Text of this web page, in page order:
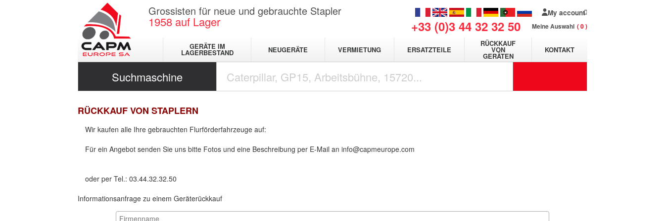
Grossisten für neue und gebrauchte Stapler
1958 auf Lager +33 (0)3 44 32 32 50
My account
Meine Auswahl 0
GERÄTE IM
LAGERBESTAND NEUGERÄTE VERMIETUNG ERSATZTEILE
RÜCKKAUF
VON
GERÄTEN
KONTAKT
Suchmaschine
RÜCKKAUF VON STAPLERN
Wir kaufen alle Ihre gebrauchten Flurförderfahrzeuge auf:
Für ein Angebot senden Sie uns bitte Fotos und eine Beschreibung per E-Mail an info@capmeurope.com
oder per Tel.: 03.44.32.32.50
Informationsanfrage zu einem Geräterückkauf